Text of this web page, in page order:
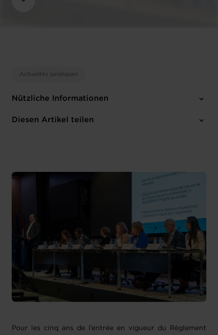
Actualités juridiques
Nützliche Informationen
Diesen Artikel teilen
Pour les cinq ans de l’entrée en vigueur du Règlement